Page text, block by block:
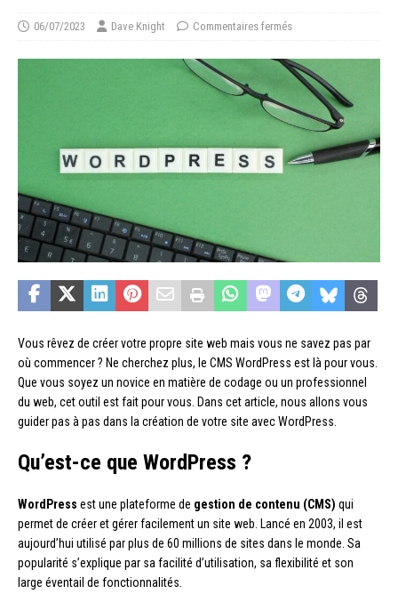
06/07/2023 Dave Knight Commentaires fermés
Vous rêvez de créer votre propre site web mais vous ne savez pas par
où commencer ? Ne cherchez plus, le CMS WordPress est là pour vous.
Que vous soyez un novice en matière de codage ou un professionnel
du web, cet outil est fait pour vous. Dans cet article, nous allons vous
guider pas à pas dans la création de votre site avec WordPress.
Qu’est-ce que WordPress ?
WordPress est une plateforme de gestion de contenu (CMS) qui
permet de créer et gérer facilement un site web. Lancé en 2003, il est
aujourd’hui utilisé par plus de 60 millions de sites dans le monde. Sa
popularité s’explique par sa facilité d’utilisation, sa flexibilité et son
large éventail de fonctionnalités.